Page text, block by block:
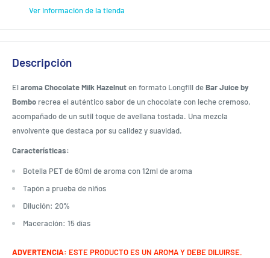
Ver información de la tienda
Descripción
Elaroma Chocolate Milk Hazelnuten formato Longfill deBar Juice by
Bombo recrea el auténtico sabor de un chocolate con leche cremoso,
acompañado de un sutil toque de avellana tostada. Una mezcla
envolvente que destaca por su calidez y suavidad.
Características:
Botella PET de 60ml de aroma con 12ml de aroma
Tapón a prueba de niños
Dilución: 20%
Maceración: 15 días
ADVERTENCIA: ESTE PRODUCTO ES UN AROMA Y DEBE DILUIRSE.